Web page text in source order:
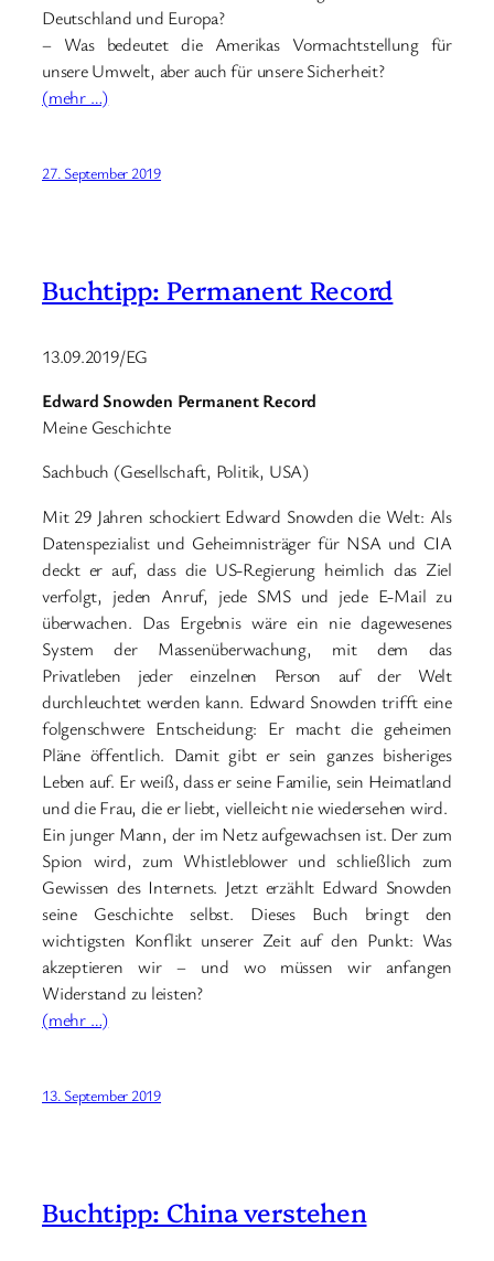
Deutschland und Europa?
– Was bedeutet die Amerikas Vormachtstellung für
unsere Umwelt, aber auch für unsere Sicherheit?
(mehr …)
27. September 2019
Buchtipp: Permanent Record
13.09.2019/EG
Edward Snowden Permanent Record
Meine Geschichte
Sachbuch (Gesellschaft, Politik, USA)
Mit 29 Jahren schockiert Edward Snowden die Welt: Als
Datenspezialist und Geheimnisträger für NSA und CIA
deckt er auf, dass die US-Regierung heimlich das Ziel
verfolgt, jeden Anruf, jede SMS und jede E-Mail zu
überwachen. Das Ergebnis wäre ein nie dagewesenes
System der Massenüberwachung, mit dem das
Privatleben jeder einzelnen Person auf der Welt
durchleuchtet werden kann. Edward Snowden trifft eine
folgenschwere Entscheidung: Er macht die geheimen
Pläne öffentlich. Damit gibt er sein ganzes bisheriges
Leben auf. Er weiß, dass er seine Familie, sein Heimatland
und die Frau, die er liebt, vielleicht nie wiedersehen wird.
Ein junger Mann, der im Netz aufgewachsen ist. Der zum
Spion wird, zum Whistleblower und schließlich zum
Gewissen des Internets. Jetzt erzählt Edward Snowden
seine Geschichte selbst. Dieses Buch bringt den
wichtigsten Konflikt unserer Zeit auf den Punkt: Was
akzeptieren wir – und wo müssen wir anfangen
Widerstand zu leisten?
(mehr …)
13. September 2019
Buchtipp: China verstehen